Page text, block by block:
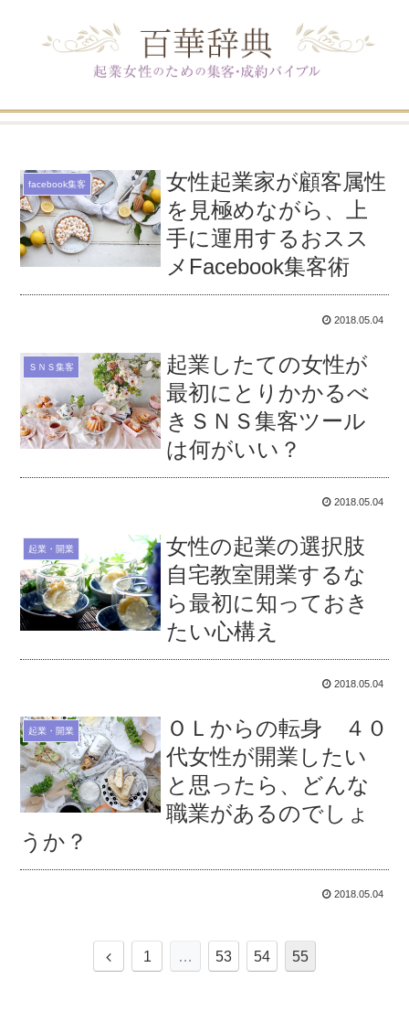
facebook集客
女性起業家が顧客属性
を見極めながら、上
手に運用するおスス
メFacebook集客術
2018.05.04
ＳＮＳ集客
起業したての女性が
最初にとりかかるべ
きＳＮＳ集客ツール
は何がいい？
2018.05.04
起業・開業
女性の起業の選択肢
自宅教室開業するな
ら最初に知っておき
たい心構え
2018.05.04
起業・開業
ＯＬからの転身 ４０
代女性が開業したい
と思ったら、どんな
職業があるのでしょ
うか？
2018.05.04
前
1 … 53 54 55